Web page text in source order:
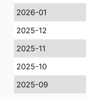
2026-01
2025-12
2025-11
2025-10
2025-09